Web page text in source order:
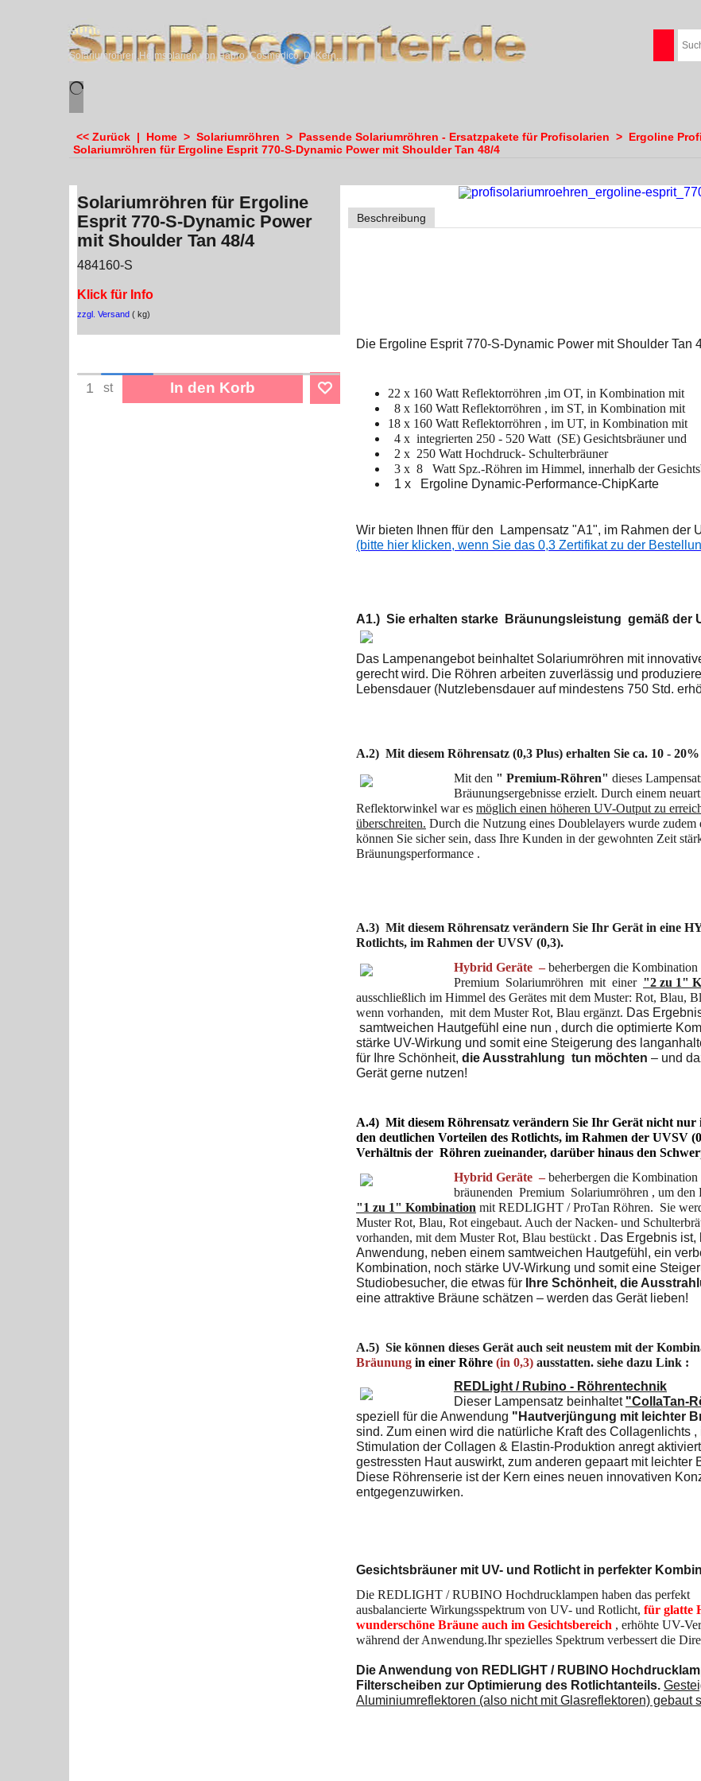
sundiscounter
Solariumröhren,Heimsolarien von Hapro, Cosmedico, Dr.Kern, Megasun & Ergoline
<< Zurück | Home > Solariumröhren > Passende Solariumröhren - Ersatzpakete für Profisolarien > Ergoline
Solariumröhren für Ergoline Esprit 770-S-Dynamic Power mit Shoulder Tan 48/4
Solariumröhren für Ergoline
Esprit 770-S-Dynamic Power
mit Shoulder Tan 48/4
484160-S
Klick für Info
zzgl. Versand kg
st In den Korb
Beschreibung
Die Ergoline Esprit 770-S-Dynamic Power mit Shoulder Tan
22 x 160 Watt Reflektorröhren ,im OT, in Kombination mit
8 x 160 Watt Reflektorröhren , im ST, in Kombination mit
18 x 160 Watt Reflektorröhren , im UT, in Kombination mit
4 x integrierten 250 - 520 Watt (SE) Gesichtsbräuner und
2 x 250 Watt Hochdruck- Schulterbräuner
3 x 8 Watt Spz.-Röhren im Himmel, innerhalb der
1 x Ergoline Dynamic-Performance-ChipKarte
Wir bieten Ihnen ffür den Lampensatz "A1", im Rahmen der
(bitte hier klicken, wenn Sie das 0,3 Zertifikat zu der
A1.) Sie erhalten starke Bräunungsleistung gemäß der
Das Lampenangebot beinhaltet Solariumröhren mit
gerecht wird. Die Röhren arbeiten zuverlässig und
Lebensdauer (Nutzlebensdauer auf mindestens 750 Std.
A.2) Mit diesem Röhrensatz (0,3 Plus) erhalten Sie ca. 10 -
Mit den " Premium-Röhren" dieses
Bräunungsergebnisse erzielt. Durch einem
Reflektorwinkel war es möglich einen höheren UV-Output zu
überschreiten. Durch die Nutzung eines Doublelayers wurde
können Sie sicher sein, dass Ihre Kunden in der gewohnten Zeit
Bräunungsperformance .
A.3) Mit diesem Röhrensatz verändern Sie Ihr Gerät in eine
Rotlichts, im Rahmen der UVSV (0,3).
Hybrid Geräte –beherbergen die
Premium Solariumröhren mit einer "2 zu 1"
ausschließlich im Himmel des Gerätes mit dem Muster: Rot, Blau,
wenn vorhanden, mit dem Muster Rot, Blau ergänzt. Das
samtweichen Hautgefühl eine nun , durch die optimierte
stärke UV-Wirkung und somit eine Steigerung des
für Ihre Schönheit, die Ausstrahlung tun möchten – und
Gerät gerne nutzen!
A.4) Mit diesem Röhrensatz verändern Sie Ihr Gerät nicht
den deutlichen Vorteilen des Rotlichts, im Rahmen der UVSV
Verhältnis der Röhren zueinander, darüber hinaus den
Hybrid Geräte – beherbergen die
bräunenden Premium Solariumröhren , um
"1 zu 1" Kombination mit REDLIGHT / ProTan Röhren. Sie
Muster Rot, Blau, Rot eingebaut. Auch der Nacken- und
vorhanden, mit dem Muster Rot, Blau bestückt . Das Ergebnis
Anwendung, neben einem samtweichen Hautgefühl, ein
Kombination, noch stärke UV-Wirkung und somit eine
Studiobesucher, die etwas für
Ihre Schönheit, die
eine attraktive Bräune schätzen – werden das Gerät lieben!
A.5) Sie können dieses Gerät auch seit neustem mit der
Bräunung in einer Röhre (in 0,3) ausstatten. siehe
REDLight / Rubino - Röhrentechnik
Dieser Lampensatz beinhaltet "CollaTan-
speziell für die Anwendung "Hautverjüngung mit leichter
sind. Zum einen wird die natürliche Kraft des Collagenlichts
Stimulation der Collagen & Elastin-Produktion anregt
gestressten Haut auswirkt, zum anderen gepaart mit
Diese Röhrenserie ist der Kern eines neuen innovativen
entgegenzuwirken.
Gesichtsbräuner mit UV- und Rotlicht in perfekter
Die REDLIGHT / RUBINO Hochdrucklampen haben das perfekt
ausbalancierte Wirkungsspektrum von UV- und Rotlicht, für glatte
wunderschöne Bräune auch im Gesichtsbereich , erhöhte UV-
während der Anwendung.Ihr spezielles Spektrum verbessert die
Die Anwendung von REDLIGHT / RUBINO
Filterscheiben zur Optimierung des Rotlichtanteils.
Aluminiumreflektoren (also nicht mit Glasreflektoren) gebaut